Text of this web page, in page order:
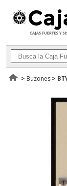
> Buzones >